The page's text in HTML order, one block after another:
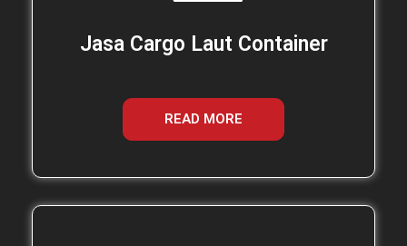
Jasa Cargo Laut Container
READ MORE